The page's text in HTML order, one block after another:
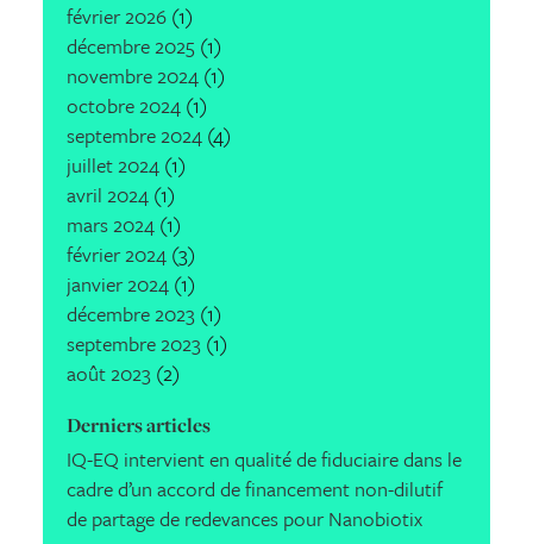
février 2026(1)
décembre 2025 (1)
novembre 2024(1)
octobre 2024(1)
septembre 2024(4)
juillet 2024(1)
avril 2024(1)
mars 2024(1)
février 2024(3)
janvier 2024(1)
décembre 2023(1)
septembre 2023(1)
août 2023(2)
Derniers articles
IQ-EQ intervient en qualité de fiduciaire dans le
cadre d’un accord de financement non-dilutif
de partage de redevances pour Nanobiotix